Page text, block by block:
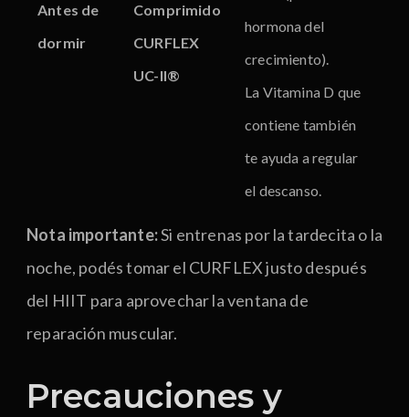
Antes de
dormir
Comprimido
CURFLEX
UC-II®
hormona del
crecimiento).
La Vitamina D que
contiene también
te ayuda a regular
el descanso.
Nota importante:Si entrenas por la tardecita o la
noche, podés tomar el CURFLEX justo después
del HIIT para aprovechar la ventana de
reparación muscular.
Precauciones y